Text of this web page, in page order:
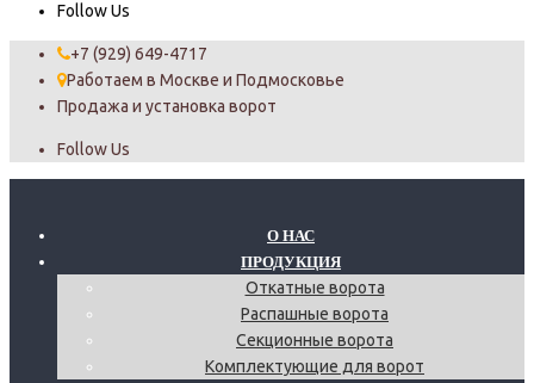
Follow Us
+7 (929) 649-4717
Работаем в Москве и Подмосковье
Продажа и установка ворот
Follow Us
О НАС
ПРОДУКЦИЯ
Откатные ворота
Распашные ворота
Секционные ворота
Комплектующие для ворот